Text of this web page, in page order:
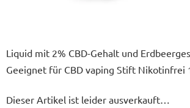
Liquid mit 2% CBD-Gehalt und
Geeignet für CBD vaping Stift Nikotinfrei
Dieser Artikel ist leider ausverkauft…